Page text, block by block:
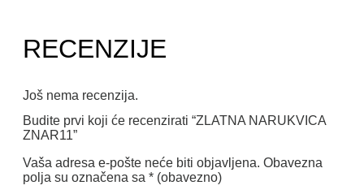
RECENZIJE
Još nema recenzija.
Budite prvi koji će recenzirati “ZLATNA NARUKVICA
ZNAR11”
Vaša adresa e-pošte neće biti objavljena. Obavezna
polja su označena sa * (obavezno)